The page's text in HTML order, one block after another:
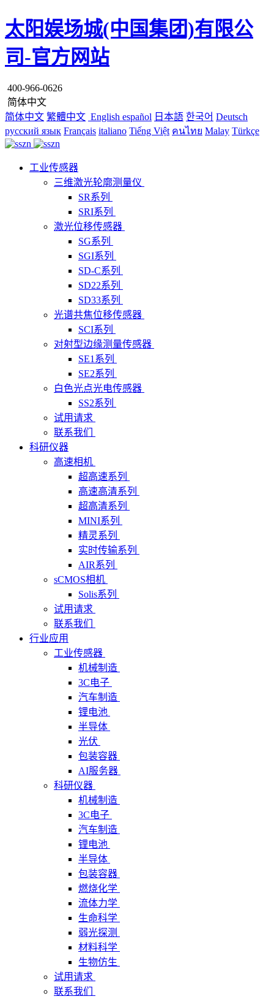
太阳娱场城(中国集团)有限公
司-官方网站
400-966-0626
简体中文
简体中文 繁體中文 English español 日本語 한국어 Deutsch
русский язык Français italiano Tiếng Việt คนไทย Malay Türkçe
工业传感器
三维激光轮廓测量仪
SR系列
SRI系列
激光位移传感器
SG系列
SGI系列
SD-C系列
SD22系列
SD33系列
光谱共焦位移传感器
SCI系列
对射型边缘测量传感器
SE1系列
SE2系列
白色光点光电传感器
SS2系列
试用请求
联系我们
科研仪器
高速相机
超高速系列
高速高清系列
超高清系列
MINI系列
精灵系列
实时传输系列
AIR系列
sCMOS相机
Solis系列
试用请求
联系我们
行业应用
工业传感器
机械制造
3C电子
汽车制造
锂电池
半导体
光伏
包装容器
AI服务器
科研仪器
机械制造
3C电子
汽车制造
锂电池
半导体
包装容器
燃烧化学
流体力学
生命科学
弱光探测
材料科学
生物仿生
试用请求
联系我们